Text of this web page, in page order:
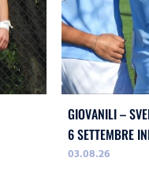
GIOVANILI –
03.08.26